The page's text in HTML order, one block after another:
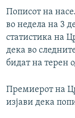
Пописот на
во недела на 3
статистика на
дека во
бидат на терен
Премиерот на
изјави дека